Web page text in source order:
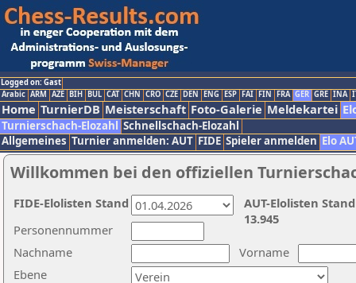
Logged on: Gast
Arabic ARM AZE BIH BUL CAT CHN CRO CZE DEN ENG ESP FAI FIN FRA GER GRE INA
Home TurnierDB Meisterschaft Foto-Galerie Meldekartei
Turnierschach-Elozahl Schnellschach-Elozahl
Allgemeines Turnier anmelden: AUT FIDE Spieler anmelden Elo
Willkommen bei den offiziellen
Nachname
Vorname
Ebene
Personennummer
AUT-Elolisten
13.945
FIDE-Elolisten Stand